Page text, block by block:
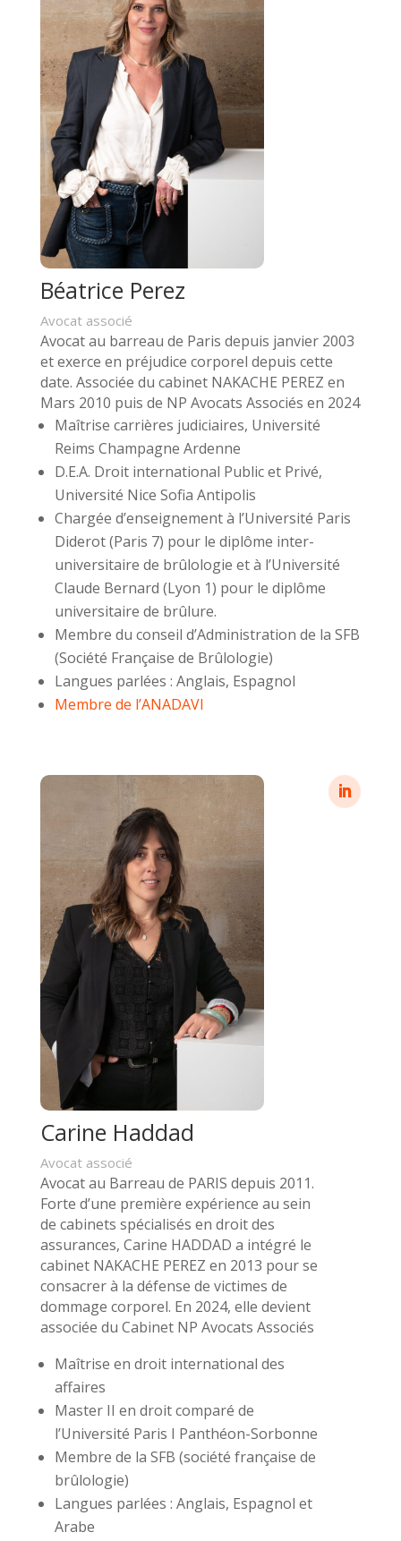
Béatrice Perez
Avocat associé
Avocat au barreau de Paris depuis janvier 2003
et exerce en préjudice corporel depuis cette
date. Associée du cabinet NAKACHE PEREZ en
Mars 2010 puis de NP Avocats Associés en 2024
Maîtrise carrières judiciaires, Université
Reims Champagne Ardenne
D.E.A. Droit international Public et Privé,
Université Nice Sofia Antipolis
Chargée d’enseignement à l’Université Paris
Diderot (Paris 7) pour le diplôme inter-
universitaire de brûlologie et à l’Université
Claude Bernard (Lyon 1) pour le diplôme
universitaire de brûlure.
Membre du conseil d’Administration de la SFB
(Société Française de Brûlologie)
Langues parlées : Anglais, Espagnol
Membre de l’ANADAVI
Carine Haddad
Avocat associé
Avocat au Barreau de PARIS depuis 2011.
Forte d’une première expérience au sein
de cabinets spécialisés en droit des
assurances, Carine HADDAD a intégré le
cabinet NAKACHE PEREZ en 2013 pour se
consacrer à la défense de victimes de
dommage corporel. En 2024, elle devient
associée du Cabinet NP Avocats Associés
Maîtrise en droit international des
affaires
Master II en droit comparé de
l’Université Paris I Panthéon-Sorbonne
Membre de la SFB (société française de
brûlologie)
Langues parlées : Anglais, Espagnol et
Arabe